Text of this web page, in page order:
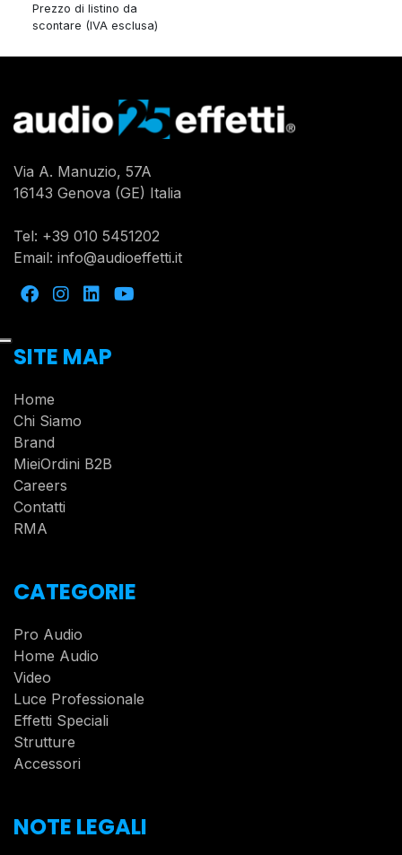
Prezzo di listino da
scontare (IVA esclusa)
Via A. Manuzio, 57A
16143 Genova (GE) Italia
Tel: +39 010 5451202
Email: info@audioeffetti.it
SITE MAP
Home
Chi Siamo
Brand
MieiOrdini B2B
Careers
Contatti
RMA
CATEGORIE
Pro Audio
Home Audio
Video
Luce Professionale
Effetti Speciali
Strutture
Accessori
NOTE LEGALI